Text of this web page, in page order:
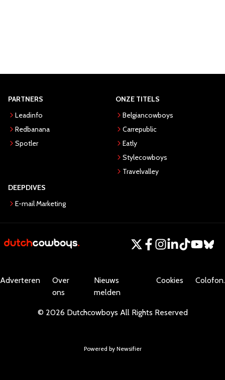
PARTNERS
Leadinfo
Redbanana
Spotler
ONZE TITELS
Belgiancowboys
Carrepublic
Eatly
Stylecowboys
Travelvalley
DEEPDIVES
E-mail Marketing
Adverteren
Over
ons
Nieuws
melden
Cookies Colofon.
© 2026 Dutchcowboys All Rights Reserved
Powered by Newsifier